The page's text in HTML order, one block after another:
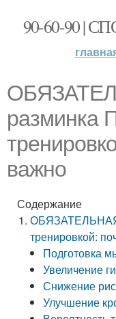
90-60-90 |
разминка
важно
Содержание
ОБЯЗАТЕЛЬНАЯ
тренировкой:
Подготовка
Увеличение
Снижение
Улучшение